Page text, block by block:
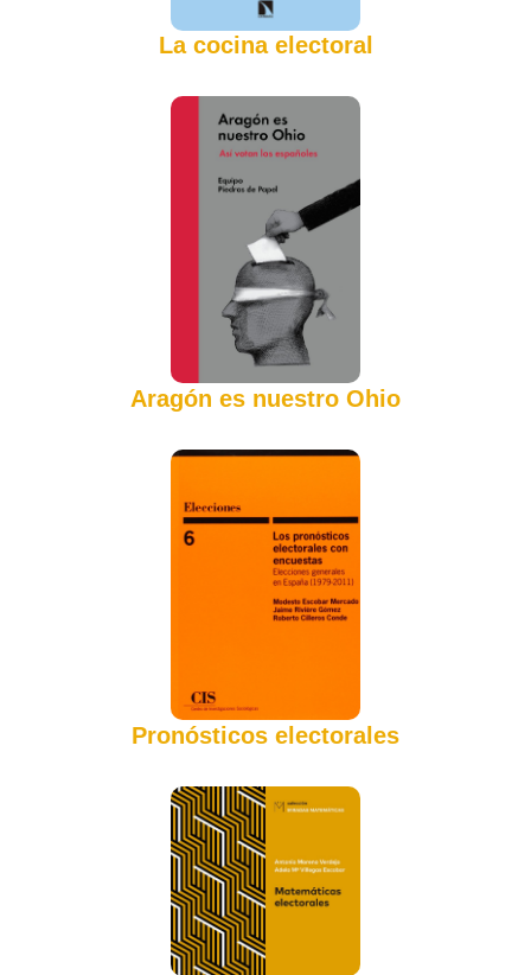
La cocina electoral
Aragón es nuestro Ohio
Pronósticos electorales